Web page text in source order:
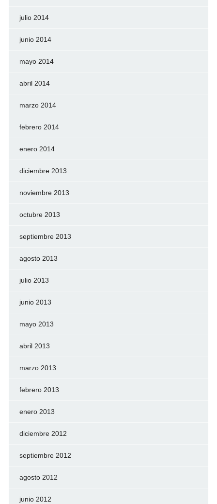
julio 2014
junio 2014
mayo 2014
abril 2014
marzo 2014
febrero 2014
enero 2014
diciembre 2013
noviembre 2013
octubre 2013
septiembre 2013
agosto 2013
julio 2013
junio 2013
mayo 2013
abril 2013
marzo 2013
febrero 2013
enero 2013
diciembre 2012
septiembre 2012
agosto 2012
junio 2012